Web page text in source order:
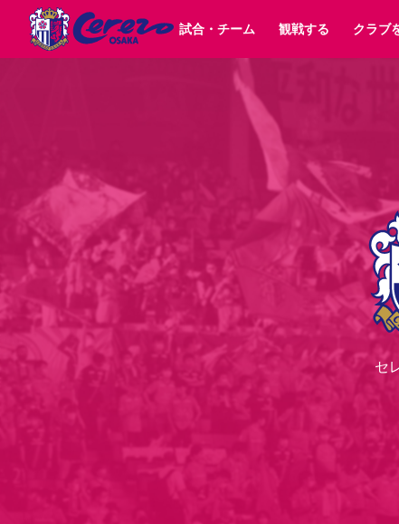
試合・チーム
メディア情報 アクセス
歴代所属選手
観戦する
販売スケジュール 価格・席種
譲渡サービス
初めて観戦ガイド キッズ向けサービス グルメ マッチデ
ビジターサポーター観戦ガイド
公式アプリ
YANMAR HANASAKA STADIUM DAZNで観戦
クラブ
シーズン記録 求人情報
セレッソ大阪VISAカード サポート
Lise（ライセンスビジネス）
サステナビリティポリシー インパクトレ
取り組み実績
スポーツクラブ
長居公園 セレッソフットサルパーク セレッソフットサル
YANMAR HANASAKA STADIUM
セレッソ大阪アカデミー
その他スポーツクラブ
招待券引換方法 まいセレチケット
チケット
セ